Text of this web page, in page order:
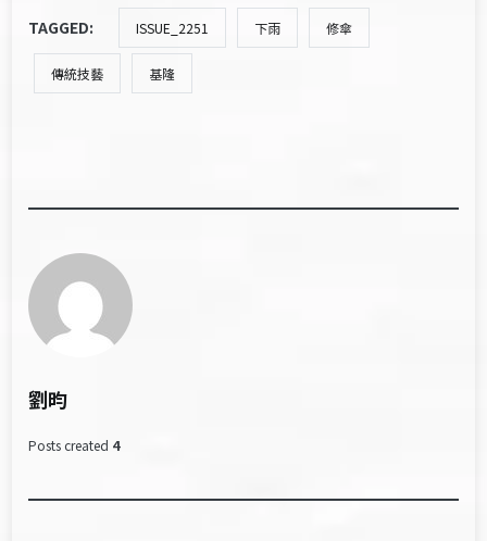
TAGGED: ISSUE_2251 下雨 修傘
傳統技藝 基隆
劉昀
Posts created 4